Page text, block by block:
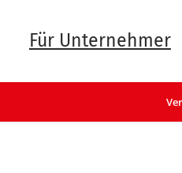
Für Unternehmer